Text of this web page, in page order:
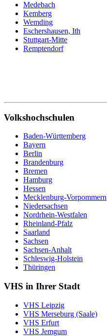
Medebach
Kemberg
Wemding
Eschershausen, Ith
Stuttgart-Mitte
Remptendorf
Volkshochschulen
Baden-Württemberg
Bayern
Berlin
Brandenburg
Bremen
Hamburg
Hessen
Mecklenburg-Vorpommern
Niedersachsen
Nordrhein-Westfalen
Rheinland-Pfalz
Saarland
Sachsen
Sachsen-Anhalt
Schleswig-Holstein
Thüringen
VHS in Ihrer Stadt
VHS Leipzig
VHS Merseburg (Saale)
VHS Erfurt
VHS Jemgum